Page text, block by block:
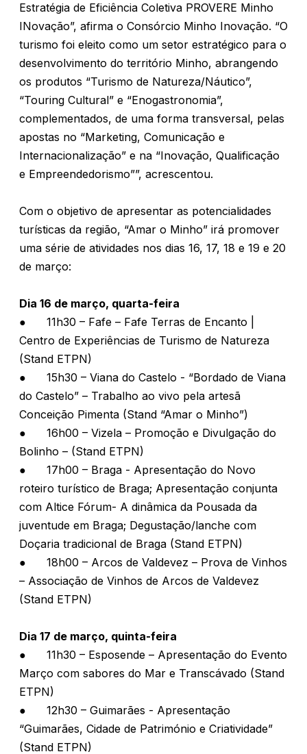
Estratégia de Eficiência Coletiva PROVERE Minho
INovação”, afirma o Consórcio Minho Inovação. “O
turismo foi eleito como um setor estratégico para o
desenvolvimento do território Minho, abrangendo
os produtos “Turismo de Natureza/Náutico”,
“Touring Cultural” e “Enogastronomia”,
complementados, de uma forma transversal, pelas
apostas no “Marketing, Comunicação e
Internacionalização” e na “Inovação, Qualificação
e Empreendedorismo””, acrescentou.
Com o objetivo de apresentar as potencialidades
turísticas da região, “Amar o Minho” irá promover
uma série de atividades nos dias 16, 17, 18 e 19 e 20
de março:
Dia 16 de março, quarta-feira
●
11h30 – Fafe – Fafe Terras de Encanto |
Centro de Experiências de Turismo de Natureza
(Stand ETPN)
●
15h30 – Viana do Castelo - “Bordado de Viana
do Castelo” – Trabalho ao vivo pela artesã
Conceição Pimenta (Stand “Amar o Minho”)
●
16h00 – Vizela – Promoção e Divulgação do
Bolinho – (Stand ETPN)
●
17h00 – Braga - Apresentação do Novo
roteiro turístico de Braga; Apresentação conjunta
com Altice Fórum- A dinâmica da Pousada da
juventude em Braga; Degustação/lanche com
Doçaria tradicional de Braga (Stand ETPN)
●
18h00 – Arcos de Valdevez – Prova de Vinhos
– Associação de Vinhos de Arcos de Valdevez
(Stand ETPN)
Dia 17 de março, quinta-feira
●
11h30 – Esposende – Apresentação do Evento
Março com sabores do Mar e Transcávado (Stand
ETPN)
●
12h30 – Guimarães - Apresentação
“Guimarães, Cidade de Património e Criatividade”
(Stand ETPN)